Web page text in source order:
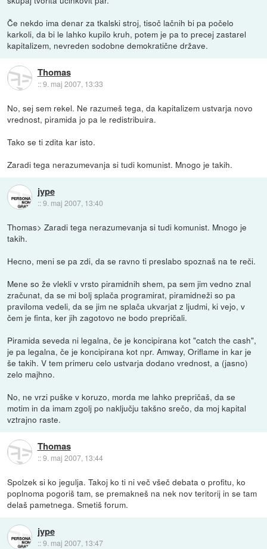
Če nekdo ima denar za tkalski stroj, tisoč lačnih bi pa počelo
karkoli, da bi le lahko kupilo kruh, potem je pa to precej zastarel
kapitalizem, nevreden sodobne demokratične države.
Thomas
::9. maj 2007, 13:33
No, sej sem rekel. Ne razumeš tega, da kapitalizem ustvarja novo
vrednost, piramida jo pa le redistribuira.
Tako se ti zdita kar isto.
Zaradi tega nerazumevanja si tudi komunist. Mnogo je takih.
jype
::9. maj 2007, 13:40
Thomas> Zaradi tega nerazumevanja si tudi komunist. Mnogo je
takih.
Hecno, meni se pa zdi, da se ravno ti preslabo spoznaš na te reči.
Mene so že vlekli v vrsto piramidnih shem, pa sem jim vedno znal
zračunat, da se mi bolj splača programirat, piramidneži so pa
praviloma vedeli, da se jim ne splača ukvarjat z ljudmi, ki vejo, v
čem je finta, ker jih zagotovo ne bodo prepričali.
Piramida seveda ni legalna, če je koncipirana kot "catch the cash",
je pa legalna, če je koncipirana kot npr. Amway, Oriflame in kar je
še takih. V tem primeru celo ustvarja dodano vrednost, a (jasno)
zelo majhno.
No, ne vrzi puške v koruzo, morda me lahko prepričaš, da se
motim in da imam zgolj po naključju takšno srečo, da moj kapital
vztrajno raste.
Thomas
::9. maj 2007, 13:44
Spolzek si ko jegulja. Takoj ko ti ni več všeč debata o profitu, ko
poplnoma pogoriš tam, se premakneš na nek nov teritorij in se tam
delaš pametnega. Smetiš forum.
jype
::9. maj 2007, 13:47